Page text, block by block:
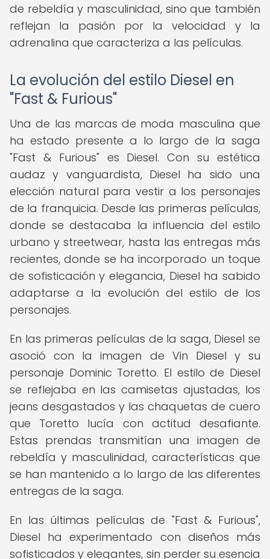
de rebeldía y masculinidad, sino que también
reflejan la pasión por la velocidad y la
adrenalina que caracteriza a las películas.
La evolución del estilo Diesel en
"Fast & Furious"
Una de las marcas de moda masculina que
ha estado presente a lo largo de la saga
"Fast & Furious" es Diesel. Con su estética
audaz y vanguardista, Diesel ha sido una
elección natural para vestir a los personajes
de la franquicia. Desde las primeras películas,
donde se destacaba la influencia del estilo
urbano y streetwear, hasta las entregas más
recientes, donde se ha incorporado un toque
de sofisticación y elegancia, Diesel ha sabido
adaptarse a la evolución del estilo de los
personajes.
En las primeras películas de la saga, Diesel se
asoció con la imagen de Vin Diesel y su
personaje Dominic Toretto. El estilo de Diesel
se reflejaba en las camisetas ajustadas, los
jeans desgastados y las chaquetas de cuero
que Toretto lucía con actitud desafiante.
Estas prendas transmitían una imagen de
rebeldía y masculinidad, características que
se han mantenido a lo largo de las diferentes
entregas de la saga.
En las últimas películas de "Fast & Furious",
Diesel ha experimentado con diseños más
sofisticados y elegantes, sin perder su esencia